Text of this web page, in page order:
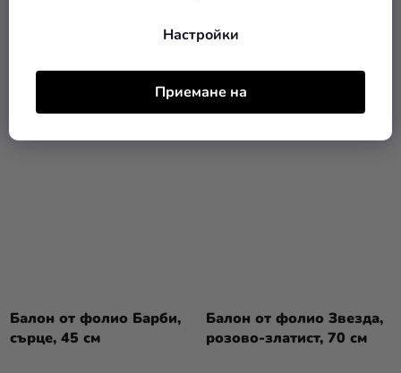
Настройки
Приемане на
В КОЛИЧКАТА
3,59 €
В КОЛИЧКАТА
Балон от фолио Барби,
сърце, 45 см
Балон от фолио Звезда,
розово-златист, 70 см